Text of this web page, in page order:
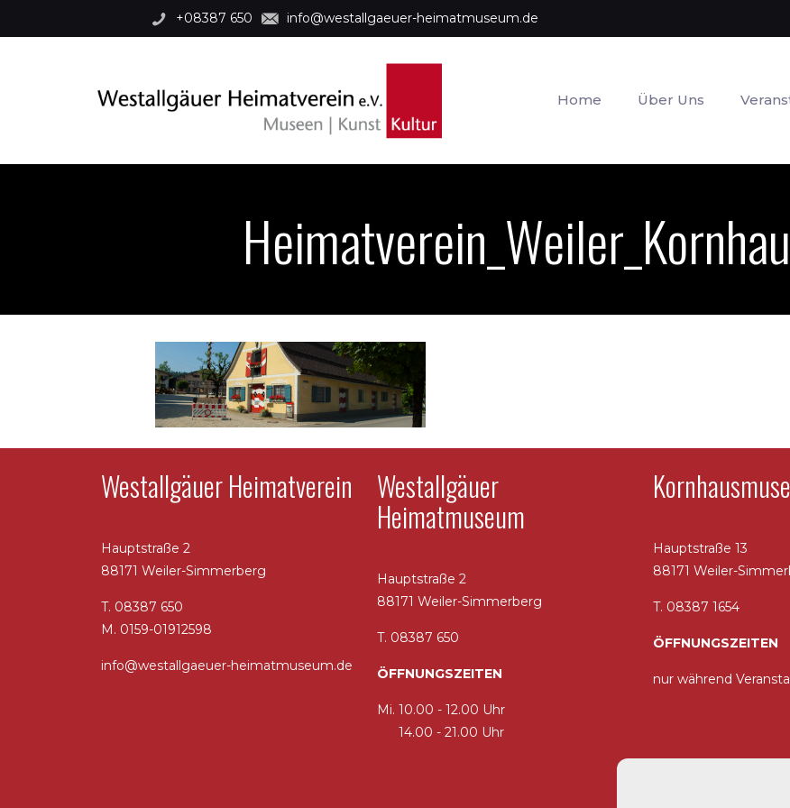
+08387 650 info@westallgaeuer-heimatmuseum.de
Home Über Uns
Westallgäuer Heimatverein
Hauptstraße 2
88171 Weiler-Simmerberg
T. 08387 650
M. 0159-01912598
info@westallgaeuer-heimatmuseum.de
Westallgäuer
Heimatmuseum
Hauptstraße 2
88171 Weiler-Simmerberg
T. 08387 650
ÖFFNUNGSZEITEN
Mi. 10.00 - 12.00 Uhr
14.00 - 21.00 Uhr
Hauptstraße 13
88171 Weiler-
T. 08387 1654
ÖFFNUNGSZEITEN
nur während